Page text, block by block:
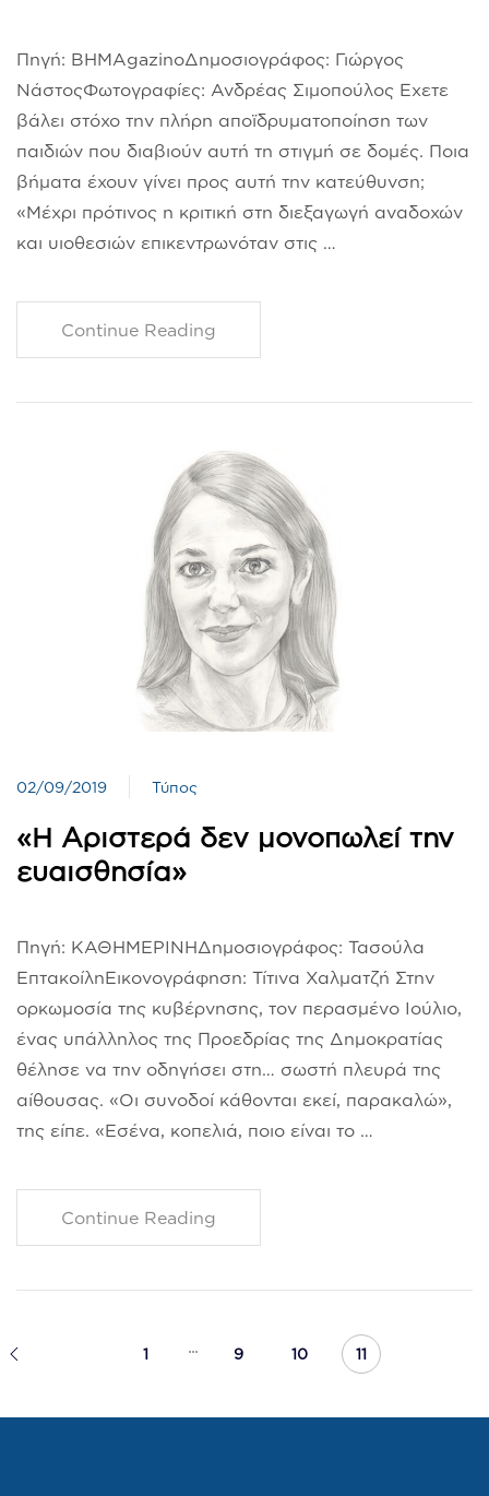
Πηγή: ΒΗMAgazinoΔημοσιογράφος: Γιώργος
ΝάστοςΦωτογραφίες: Ανδρέας Σιμοπούλος Εχετε
βάλει στόχο την πλήρη αποϊδρυματοποίηση των
παιδιών που διαβιούν αυτή τη στιγμή σε δομές. Ποια
βήματα έχουν γίνει προς αυτή την κατεύθυνση;
«Μέχρι πρότινος η κριτική στη διεξαγωγή αναδοχών
και υιοθεσιών επικεντρωνόταν στις …
Continue Reading
02/09/2019 Τύπος
«Η Αριστερά δεν μονοπωλεί την
ευαισθησία»
Πηγή: ΚΑΘΗΜΕΡΙΝΗΔημοσιογράφος: Τασούλα
ΕπτακοίληΕικονογράφηση: Τίτινα Χαλματζή Στην
ορκωμοσία της κυβέρνησης, τον περασμένο Ιούλιο,
ένας υπάλληλος της Προεδρίας της Δημοκρατίας
θέλησε να την οδηγήσει στη… σωστή πλευρά της
αίθουσας. «Οι συνοδοί κάθονται εκεί, παρακαλώ»,
της είπε. «Εσένα, κοπελιά, ποιο είναι το …
Continue Reading
1 ... 9 10 11